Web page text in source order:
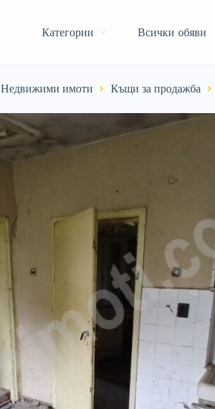
Категории Всички обяви
Недвижими имоти Къщи за продажба